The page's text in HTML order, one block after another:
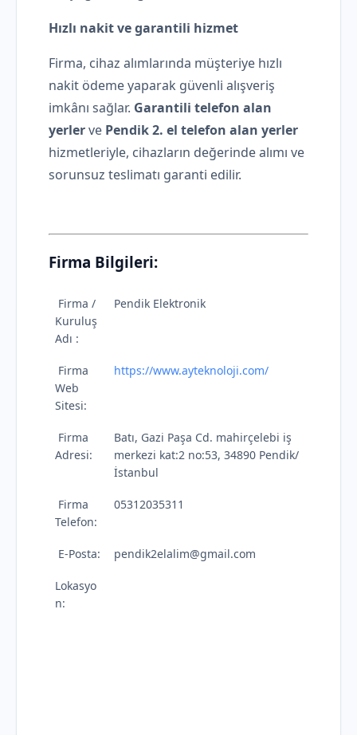
Hızlı nakit ve garantili hizmet
Firma, cihaz alımlarında müşteriye hızlı
nakit ödeme yaparak güvenli alışveriş
imkânı sağlar. Garantili telefon alan
yerlerve Pendik 2. el telefon alan yerler
hizmetleriyle, cihazların değerinde alımı ve
sorunsuz teslimatı garanti edilir.
Firma Bilgileri:
Firma /
Kuruluş
Adı :
Pendik Elektronik
Firma
Web
Sitesi:
https://www.ayteknoloji.com/
Firma
Adresi:
Batı, Gazi Paşa Cd. mahirçelebi iş
merkezi kat:2 no:53, 34890 Pendik/
İstanbul
Firma
Telefon:
05312035311
E-Posta: pendik2elalim@gmail.com
Lokasyo
n: